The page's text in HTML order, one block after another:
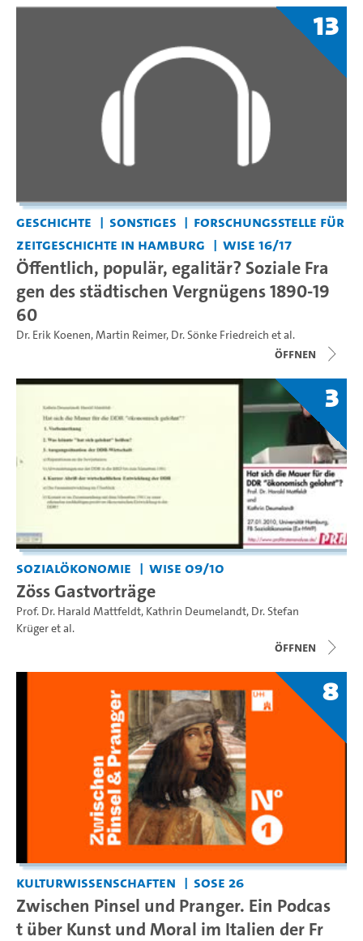
13
Geschichte Sonstiges
Forschungsstelle für
Zeitgeschichte in Hamburg
WiSe 16/17
Öffentlich, populär, egalitär? Soziale Fra
gen des städtischen Vergnügens 1890-19
60
Dr. Erik Koenen,Martin Reimer, Dr. Sönke Friedreich et al.
Öffnen
3
Sozialökonomie WiSe 09/10
Zöss Gastvorträge
Prof. Dr. Harald Mattfeldt, Kathrin Deumelandt, Dr. Stefan
Krügeret al.
Öffnen
8
Kulturwissenschaften SoSe 26
Zwischen Pinsel und Pranger. Ein Podcas
t über Kunst und Moral im Italien der Fr